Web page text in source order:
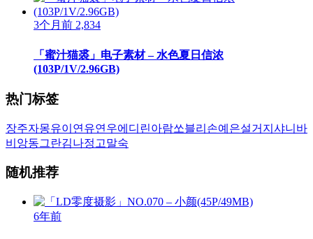
3个月前 2,834
「蜜汁猫裘」电子素材 – 水色夏日信浓
(103P/1V/2.96GB)
热门标签
장주자몽유이 연유연우에디린아람쏘블리 손예은설거지 샤니 바
비앙동그란김나정 고말숙
随机推荐
6年前